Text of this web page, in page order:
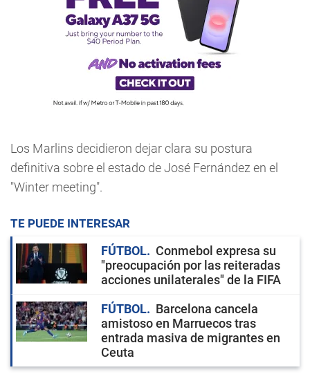
Los Marlins decidieron dejar clara su postura
definitiva sobre el estado de José Fernández en el
"Winter meeting".
TE PUEDE INTERESAR
FÚTBOL
Conmebol expresa su
"preocupación por las reiteradas
acciones unilaterales" de la FIFA
FÚTBOL
Barcelona cancela
amistoso en Marruecos tras
entrada masiva de migrantes en
Ceuta